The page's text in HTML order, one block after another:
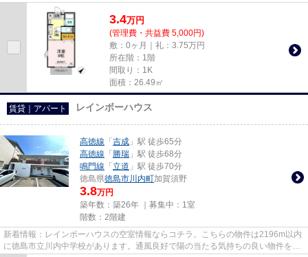
ターネット有り物件なので、...
3.4万円
(管理費・共益費 5,000円)
敷：0ヶ月｜礼：3.75万円
所在階：1階
間取り：1K
面積：26.49㎡
賃貸｜アパート レインボーハウス
高徳線 「 吉成 」駅 徒歩65分
高徳線 「 勝瑞 」駅 徒歩68分
鳴門線 「 立道 」駅 徒歩70分
徳島県徳島市川内町加賀須野
3.8万円
築年数：築26年 ｜募集中： 1室
階数：2階建
新着情報：レインボーハウスの空室情報ならコチラ。こちらの物件は2196m以内
に徳島市立川内中学校があります。通風良好で陽の当たる気持ちの良い物件をご